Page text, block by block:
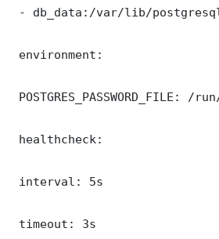
- db_data:/var/lib/
environment:
POSTGRES_PASSWORD_FILE:
healthcheck:
interval: 5s
timeout: 3s